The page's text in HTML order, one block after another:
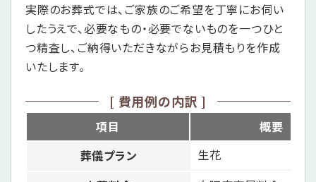
実際のお葬式では、ご家族のご希望を丁寧にお伺い
したうえで、必要なもの・必要でないものを一つひと
つ精査し、 ご納得いただきながらお見積もりを作成
いたします。
[ 費用例の内訳 ]
項目
概要
葬儀プラン
生花